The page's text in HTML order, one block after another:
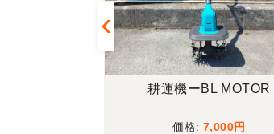
ハーベスター三菱MH76
450,000